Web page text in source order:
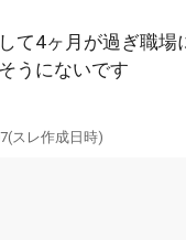
て4ヶ月が過ぎ職
うにないです
(スレ作成日時)